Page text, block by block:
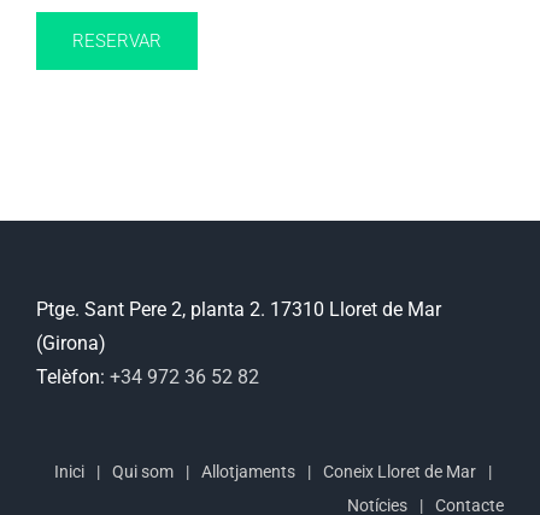
RESERVAR
Ptge. Sant Pere 2, planta 2. 17310 Lloret de Mar
(Girona)
Telèfon: +34 972 36 52 82
Inici Qui som Allotjaments
Coneix Lloret de Mar
Notícies
Contacte